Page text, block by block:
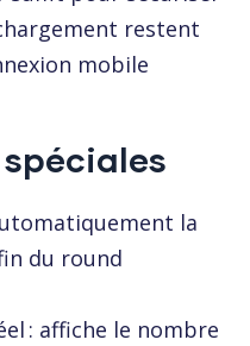
restent
mobile
la
du round
: affiche le nombre